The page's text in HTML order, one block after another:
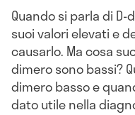
Quando si parla di
suoi valori elevati e
causarlo. Ma cosa
dimero sono bassi?
dimero basso e
dato utile nella